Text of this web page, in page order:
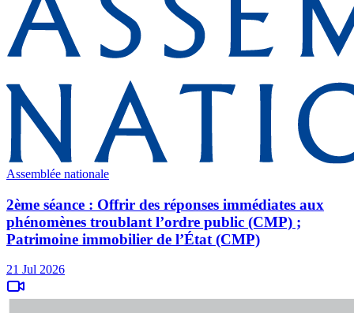
Assemblée nationale
2ème séance : Offrir des réponses immédiates aux
phénomènes troublant l’ordre public (CMP) ;
Patrimoine immobilier de l’État (CMP)
21 Jul 2026